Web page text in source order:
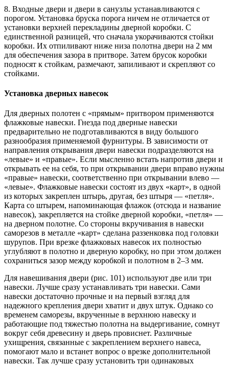
8. Входные двери и двери в санузлы устанавливаются с
порогом. Установка бруска порога ничем не отличается от
установки верхней перекладины дверной коробки. С
единственной разницей, что сначала укорачиваются стойки
коробки. Их отпиливают ниже низа полотна двери на 2 мм
для обеспечения зазора в притворе. Затем брусок коробки
подносят к стойкам, размечают, запиливают и скрепляют со
стойками.
Установка дверных навесок
Для дверных полотен с «прямым» притвором применяются
флажковые навески. Гнезда под дверные навески
предварительно не подготавливаются в виду большого
разнообразия применяемой фурнитуры. В зависимости от
направления открывания двери навески подразделяются на
«левые» и «правые». Если мысленно встать напротив двери и
открывать ее на себя, то при открывании двери вправо нужны
«правые» навески, соответственно при открывании влево —
«левые». Флажковые навески состоят из двух «карт», в одной
из которых закреплен штырь, другая, без штыря — «петля».
Карта со штырем, напоминающая флажок (отсюда и название
навесок), закрепляется на стойке дверной коробки, «петля» —
на дверном полотне. Со стороны вкручивания в навески
саморезов в металле «карт» сделана раззенковка под головки
шурупов. При врезке флажковых навесок их полностью
углубляют в полотно и дверную коробку, но при этом должен
сохраниться зазор между коробкой и полотном в 2–3 мм.
Для навешивания двери (рис. 101) используют две или три
навески. Лучше сразу устанавливать три навески. Сами
навески достаточно прочные и на первый взгляд для
надежного крепления двери хватит и двух штук. Однако со
временем саморезы, вкрученные в верхнюю навеску и
работающие под тяжестью полотна на выдергивание, сомнут
вокруг себя древесину и дверь провиснет. Различные
ухищрения, связанные с закреплением верхнего навеса,
помогают мало и встанет вопрос о врезке дополнительной
навески. Так лучше сразу установить три одинаковых